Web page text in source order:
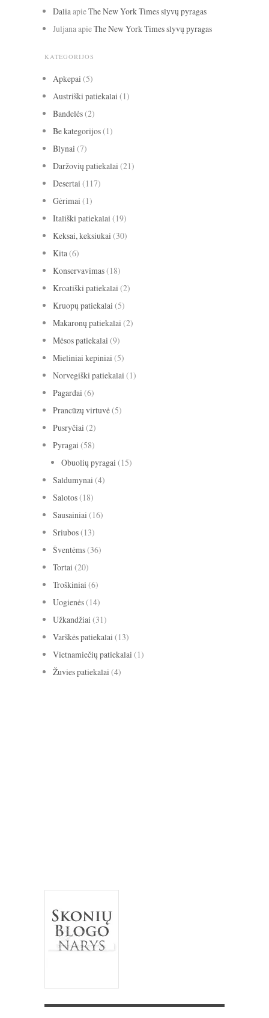
Dalia apieThe New York Times slyvų pyragas
Juljana apieThe New York Times slyvų pyragas
KATEGORIJOS
Apkepai (5)
Austriški patiekalai (1)
Bandelės(2)
Be kategorijos(1)
Blynai (7)
Daržovių patiekalai (21)
Desertai (117)
Gėrimai (1)
Itališki patiekalai (19)
Keksai, keksiukai (30)
Kita (6)
Konservavimas(18)
Kroatiški patiekalai (2)
Kruopų patiekalai (5)
Makaronų patiekalai (2)
Mėsos patiekalai (9)
Mieliniai kepiniai (5)
Norvegiški patiekalai (1)
Pagardai (6)
Prancūzų virtuvė(5)
Pusryčiai (2)
Pyragai (58)
Obuolių pyragai (15)
Saldumynai (4)
Salotos(18)
Sausainiai (16)
Sriubos(13)
Šventėms(36)
Tortai (20)
Troškiniai (6)
Uogienės(14)
Užkandžiai (31)
Varškės patiekalai (13)
Vietnamiečių patiekalai (1)
Žuvies patiekalai (4)